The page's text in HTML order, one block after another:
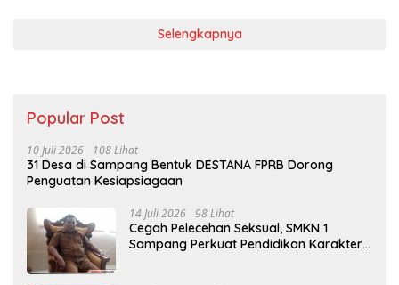
Selengkapnya
Popular Post
10 Juli 2026 108 Lihat
31 Desa di Sampang Bentuk DESTANA FPRB Dorong
Penguatan Kesiapsiagaan
14 Juli 2026 98 Lihat
Cegah Pelecehan Seksual, SMKN 1
Sampang Perkuat Pendidikan Karakter